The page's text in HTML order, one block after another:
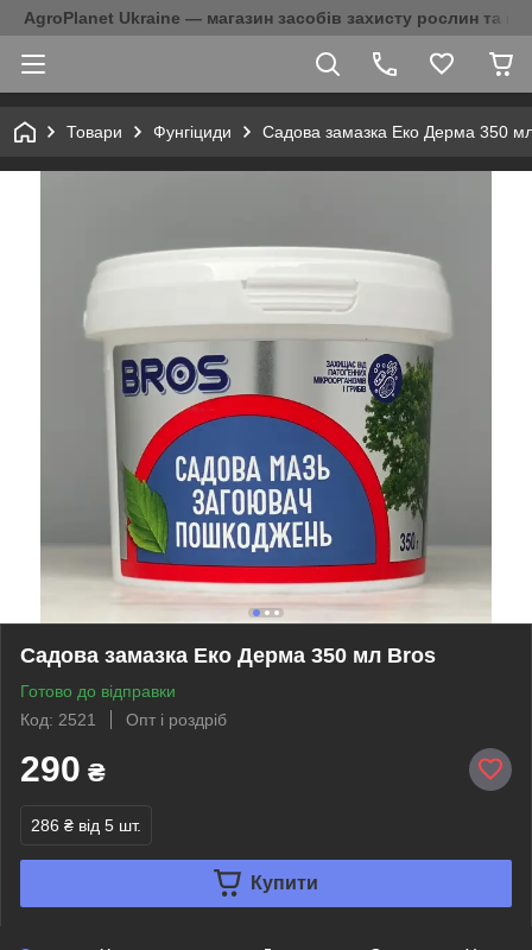
AgroPlanet Ukraine — магазин засобів захисту рослин та
Товари Фунгіциди Садова замазка Еко Дерма 350
Садова замазка Еко Дерма 350 мл Bros
Готово до відправки
Код: 2521
Опт і роздріб
290 ₴
286 ₴ від 5 шт.
Купити